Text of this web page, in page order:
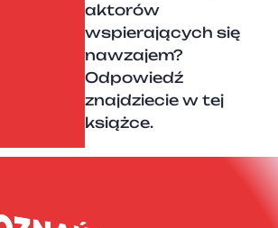
aktorów
wspierających się
nawzajem?
Odpowiedź
znajdziecie w tej
książce.